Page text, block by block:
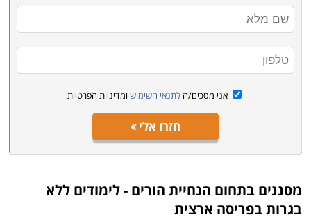
מכללת גורדון בחיפה ובעוד ערים רבות ברחבי הארץ. כמו
כן, אפשר למצוא באתרים שונים תוכניות של לימודי הדרכת
הורים המאושרים לעובדי הוראה בשנת השתלמות.
אני מסכים/ה לתנאי השימוש ומדיניות הפרטיות
חזרו אלי
מסננים בתחום הנחיית הורים - לימודים ללא
בגרות בפריסה ארצית